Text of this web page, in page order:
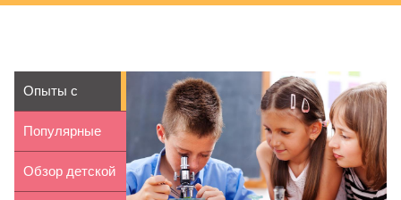
Опыты с
детским
цифровым
Популярные
прически для
Обзор детской